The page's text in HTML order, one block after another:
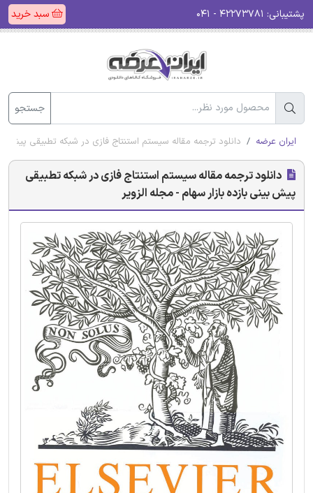
پشتیبانی: سبد خرید
جستجو
ایران عرضه دانلود ترجمه مقاله سیستم استنتاج فازی در شبکه تطبیقی پیش
دانلود ترجمه مقاله سیستم استنتاج فازی در شبکه تطبیقی
پیش بینی بازده بازار سهام - مجله الزویر